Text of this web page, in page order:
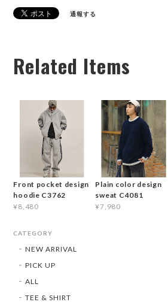
通報する
Related Items
Front pocket design
hoodie C3762
¥8,480
Plain color design
sweat C4081
¥7,980
CATEGORY
NEW ARRIVAL
PICK UP
ALL
TEE & SHIRT